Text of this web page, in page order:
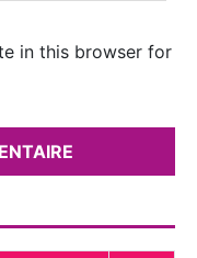
in this browser for